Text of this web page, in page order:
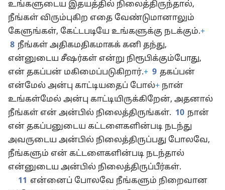
நிலைத்திருந்தால், அதோடு என் வார்த்தைகள்
உங்களுடைய இதயத்தில் நிலைத்திருந்தால்,
நீங்கள் விரும்புகிற எதை வேண்டுமானாலும்
கேளுங்கள், கேட்டபடியே உங்களுக்கு நடக்கும்.
8 நீங்கள் அதிகமதிகமாகக் கனி தந்து,
என்னுடைய சீஷர்கள் என்று நிரூபிக்கும்போது,
என் தகப்பன் மகிமைப்படுகிறார்.+ 9 தகப்பன்
என்மேல் அன்பு காட்டியதைப் போல்+நான்
உங்கள்மேல் அன்பு காட்டியிருக்கிறேன், அதனால்
நீங்கள் என் அன்பில் நிலைத்திருங்கள். 10 நான்
என் தகப்பனுடைய கட்டளைகளின்படி நடந்து
அவருடைய அன்பில் நிலைத்திருப்பது போலவே,
நீங்களும் என் கட்டளைகளின்படி நடந்தால்
என்னுடைய அன்பில் நிலைத்திருப்பீர்கள்.